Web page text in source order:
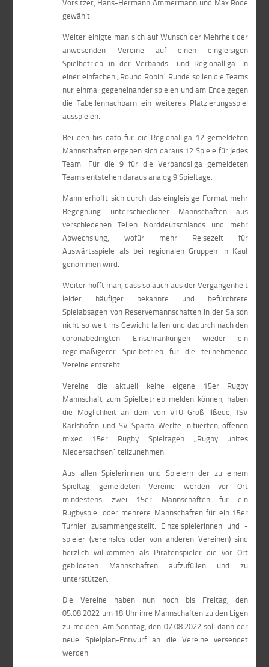
Vorsitzer, Hans-Hermann Ammermann und Max Rode
gewählt.
Weiter einigte man sich auf Wunsch der Mehrheit der
anwesenden Vereine auf einen eingleisigen
Spielbetrieb in der Verbands- und Regionalliga. In
einer einfachen „Round Robin“ Runde sollen die Teams
nur einmal gegeneinander spielen und am Ende gegen
die Tabellennachbarn ein weiteres Platzierungsspiel
ausspielen.
Bei den bis dato für die Regionalliga 12 gemeldeten
Mannschaften ergeben sich daraus 12 Spiele für jedes
Team. Für die 9 für die Verbandsliga gemeldeten
Teams entstehen daraus analog 9 Spieltage.
Mann erhofft sich durch das eingleisige Format mehr
Begegnung unterschiedlicher Mannschaften aus
verschiedenen Teilen Norddeutschlands und mehr
Abwechslung, wofür mehr Reisezeit für
Auswärtsspiele als bei regionalen Gruppen in Kauf
genommen wird.
Weiter hofft man, dass so auch aus der Vergangenheit
leider häufiger bekannte und befürchtete
Spielabsagen von Reservemannschaften in der Saison
nicht so weit ins Gewicht fallen und dadurch nach den
coronabedingten Einschränkungen wieder ein
regelmäßigerer Spielbetrieb für die teilnehmende
Vereine entsteht.
Vereine die aktuell keine eigene 15er Rugby
Mannschaft zum Spielbetrieb melden können, haben
die Möglichkeit an dem von VTU Groß Ilßede, TSV
Karlshöfen und SV Sparta Werlte initiierten, offenen
mixed 15er Rugby Spieltagen „Rugby unites
Niedersachsen“ teilzunehmen.
Aus allen Spielerinnen und Spielern der zu einem
Spieltag gemeldeten Vereine werden vor Ort
mindestens zwei 15er Mannschaften für ein
Rugbyspiel oder mehrere Mannschaften für ein 15er
Turnier zusammengestellt. Einzelspielerinnen und -
spieler (vereinslos oder von anderen Vereinen) sind
herzlich willkommen als Piratenspieler die vor Ort
gebildeten Mannschaften aufzufüllen und zu
unterstützen.
Die Vereine haben nun noch bis Freitag, den
05.08.2022 um 18 Uhr ihre Mannschaften zu den Ligen
zu melden. Am Sonntag, den 07.08.2022 soll dann der
neue Spielplan-Entwurf an die Vereine versendet
werden.